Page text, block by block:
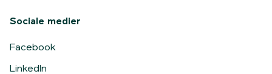
Sociale medier
Facebook
LinkedIn